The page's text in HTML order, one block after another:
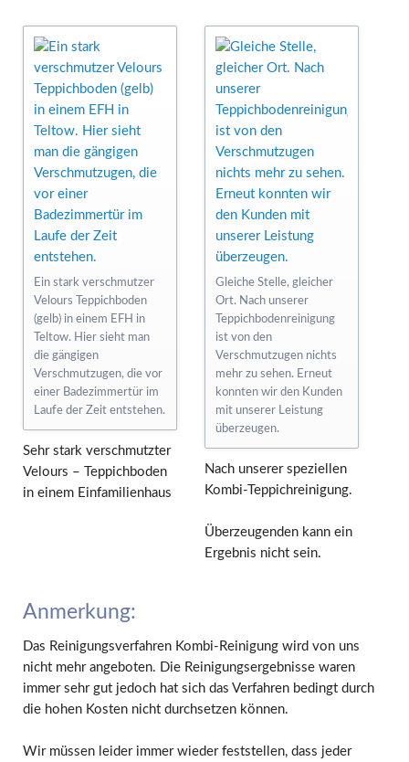
Ein stark verschmutzer
Velours Teppichboden
(gelb) in einem EFH in
Teltow. Hier sieht man
die gängigen
Verschmutzugen, die vor
einer Badezimmertür im
Laufe der Zeit entstehen.
Sehr stark verschmutzter
Velours – Teppichboden
in einem Einfamilienhaus
Gleiche Stelle, gleicher
Ort. Nach unserer
Teppichbodenreinigung
ist von den
Verschmutzugen nichts
mehr zu sehen. Erneut
konnten wir den Kunden
mit unserer Leistung
überzeugen.
Nach unserer speziellen
Kombi-Teppichreinigung.
Überzeugenden kann ein
Ergebnis nicht sein.
Anmerkung:
Das Reinigungsverfahren Kombi-Reinigung wird von uns
nicht mehr angeboten. Die Reinigungsergebnisse waren
immer sehr gut jedoch hat sich das Verfahren bedingt durch
die hohen Kosten nicht durchsetzen können.
Wir müssen leider immer wieder feststellen, dass jeder